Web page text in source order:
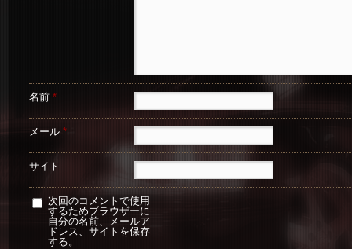
名前 *
メール *
サイト
次回のコメントで使用
するためブラウザーに
自分の名前、メールア
ドレス、サイトを保存
する。